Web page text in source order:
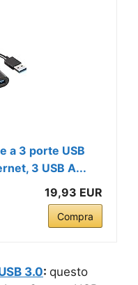
a 3 porte USB
3 USB A...
19,93 EUR
Compra
3.0: questo